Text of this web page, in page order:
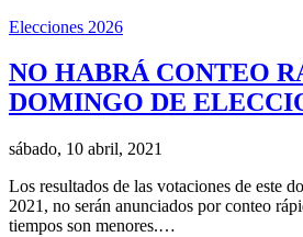
Elecciones 2026
NO HABRÁ CONTEO
DOMINGO DE
sábado, 10 abril, 2021
Los resultados de las votaciones de este
2021, no serán anunciados por conteo
tiempos son menores.…